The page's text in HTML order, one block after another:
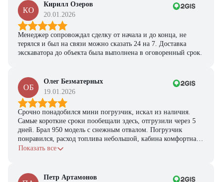
КО
Кирилл Озеров
20.01.2026
Менеджер сопровождал сделку от начала и до конца, не
терялся и был на связи можно сказать 24 на 7. Доставка
экскаватора до объекта была выполнена в оговоренный срок.
ОБ
Олег Безматерных
19.01.2026
Срочно понадобился мини погрузчик, искал из наличия.
Самые короткие сроки пообещали здесь, отгрузили через 5
дней. Брал 950 модель с снежным отвалом. Погрузчик
понравился, расход топлива небольшой, кабина комфортная,
с задачами справляется.
Показать все
Петр Артамонов